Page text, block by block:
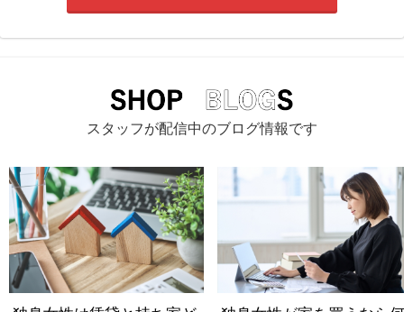
スタッフが配信中のブログ情報です